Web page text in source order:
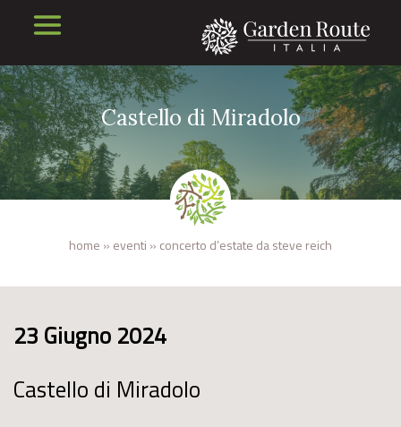
Castello di Miradolo
home » eventi » concerto d’estate da steve reich
23 Giugno 2024
Castello di Miradolo